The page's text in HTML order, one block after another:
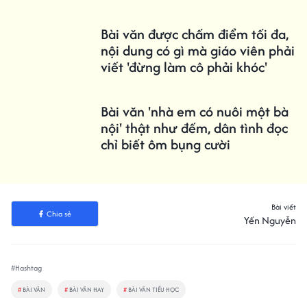
Bài văn được chấm điểm tối đa,
nội dung có gì mà giáo viên phải
viết 'đừng làm cô phải khóc'
Bài văn 'nhà em có nuôi một bà
nội' thật như đếm, dân tình đọc
chỉ biết ôm bụng cười
Chia sẻ
Bài viết
Yến Nguyễn
#Hashtag
# BÀI VĂN # BÀI VĂN HAY # BÀI VĂN TIỂU HỌC